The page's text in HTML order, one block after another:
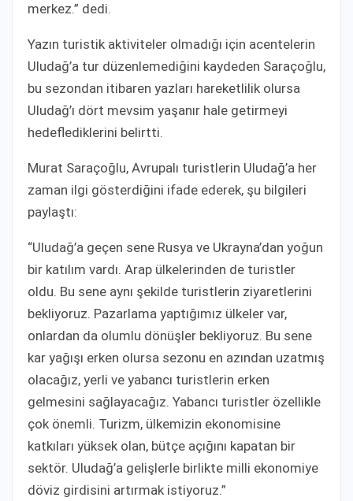
merkez.” dedi.
Yazın turistik aktiviteler olmadığı için acentelerin
Uludağ’a tur düzenlemediğini kaydeden Saraçoğlu,
bu sezondan itibaren yazları hareketlilik olursa
Uludağ’ı dört mevsim yaşanır hale getirmeyi
hedeflediklerini belirtti.
Murat Saraçoğlu, Avrupalı turistlerin Uludağ’a her
zaman ilgi gösterdiğini ifade ederek, şu bilgileri
paylaştı:
“Uludağ’a geçen sene Rusya ve Ukrayna’dan yoğun
bir katılım vardı. Arap ülkelerinden de turistler
oldu. Bu sene aynı şekilde turistlerin ziyaretlerini
bekliyoruz. Pazarlama yaptığımız ülkeler var,
onlardan da olumlu dönüşler bekliyoruz. Bu sene
kar yağışı erken olursa sezonu en azından uzatmış
olacağız, yerli ve yabancı turistlerin erken
gelmesini sağlayacağız. Yabancı turistler özellikle
çok önemli. Turizm, ülkemizin ekonomisine
katkıları yüksek olan, bütçe açığını kapatan bir
sektör. Uludağ’a gelişlerle birlikte milli ekonomiye
döviz girdisini artırmak istiyoruz.”